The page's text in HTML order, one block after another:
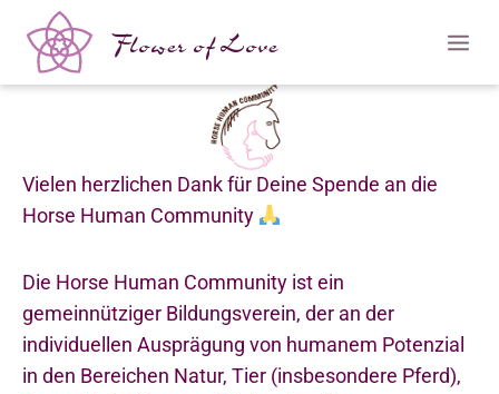
Flower of Love
Vielen herzlichen Dank für Deine Spende an die
Horse Human Community
Die Horse Human Community ist ein
gemeinnütziger Bildungsverein, der an der
individuellen Ausprägung von humanem Potenzial
in den Bereichen Natur, Tier (insbesondere Pferd),